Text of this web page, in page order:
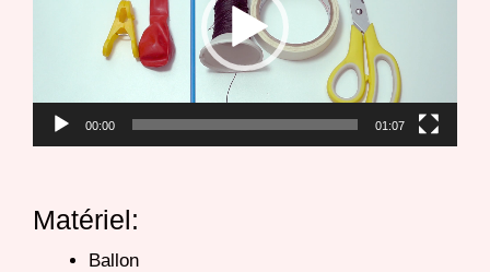
00:00 01:07
Matériel:
Ballon